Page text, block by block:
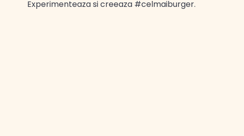
Experimenteaza si creeaza #celmaiburger.